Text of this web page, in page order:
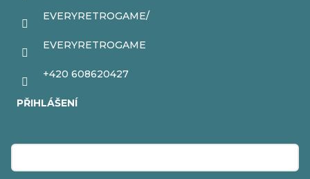
EVERYRETROGAME/
EVERYRETROGAME
+420 608620427
PŘIHLÁŠENÍ